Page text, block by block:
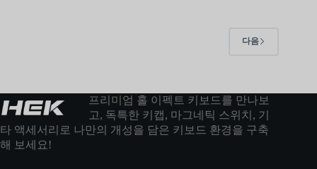
다음
프리미엄 홀 이펙트 키보드를 만나보
고, 독특한 키캡, 마그네틱 스위치, 기
타 액세서리로 나만의 개성을 담은 키보드 환경을 구축
해 보세요!